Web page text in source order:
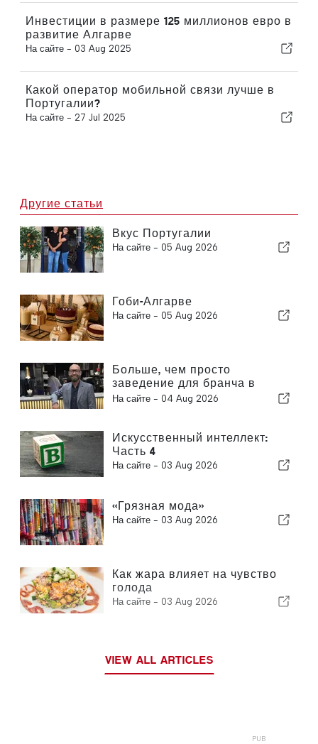
Инвестиции в размере 125 миллионов евро в
развитие Алгарве
На сайте - 03 Aug 2025
Какой оператор мобильной связи лучше в
Португалии?
На сайте - 27 Jul 2025
Другие статьи
Вкус Португалии
На сайте - 05 Aug 2026
Гоби-Алгарве
На сайте - 05 Aug 2026
Больше, чем просто
заведение для бранча в
Алгарве
На сайте - 04 Aug 2026
Искусственный интеллект:
Часть 4
На сайте - 03 Aug 2026
«Грязная мода»
На сайте - 03 Aug 2026
Как жара влияет на чувство
голода
На сайте - 03 Aug 2026
VIEW ALL ARTICLES